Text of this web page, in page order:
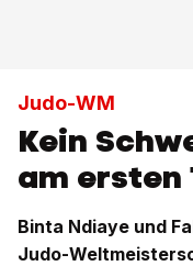
Judo-WM
Kein
am ersten
Binta Ndiaye und
Judo-